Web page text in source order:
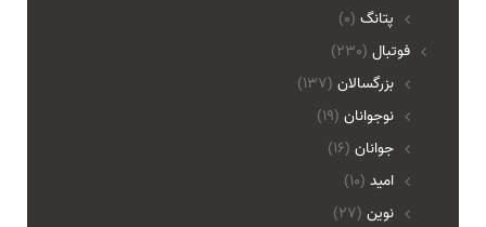
پتانگ (0)
(230) فوتبال
بزرگسالان (137)
نوجوانان (19)
جوانان (16)
امید (10)
نوین (27)